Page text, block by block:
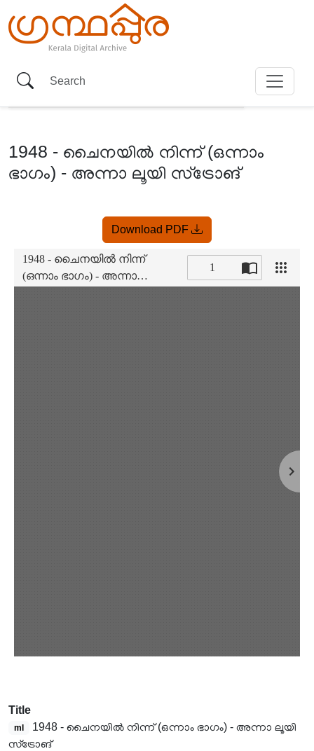
1948 - ചൈനയിൽ നിന്ന് (ഒന്നാം
ഭാഗം) - അന്നാ ലൂയി സ്ട്രോങ്
Download PDF
Title
ml
1948 - ചൈനയിൽ നിന്ന് (ഒന്നാം ഭാഗം) - അന്നാ ലൂയി
സ്ട്രോങ്